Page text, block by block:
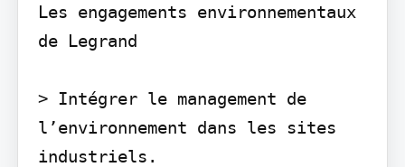
Les engagements environnementaux
de Legrand
> Intégrer le management de
l’environnement dans les sites
industriels.